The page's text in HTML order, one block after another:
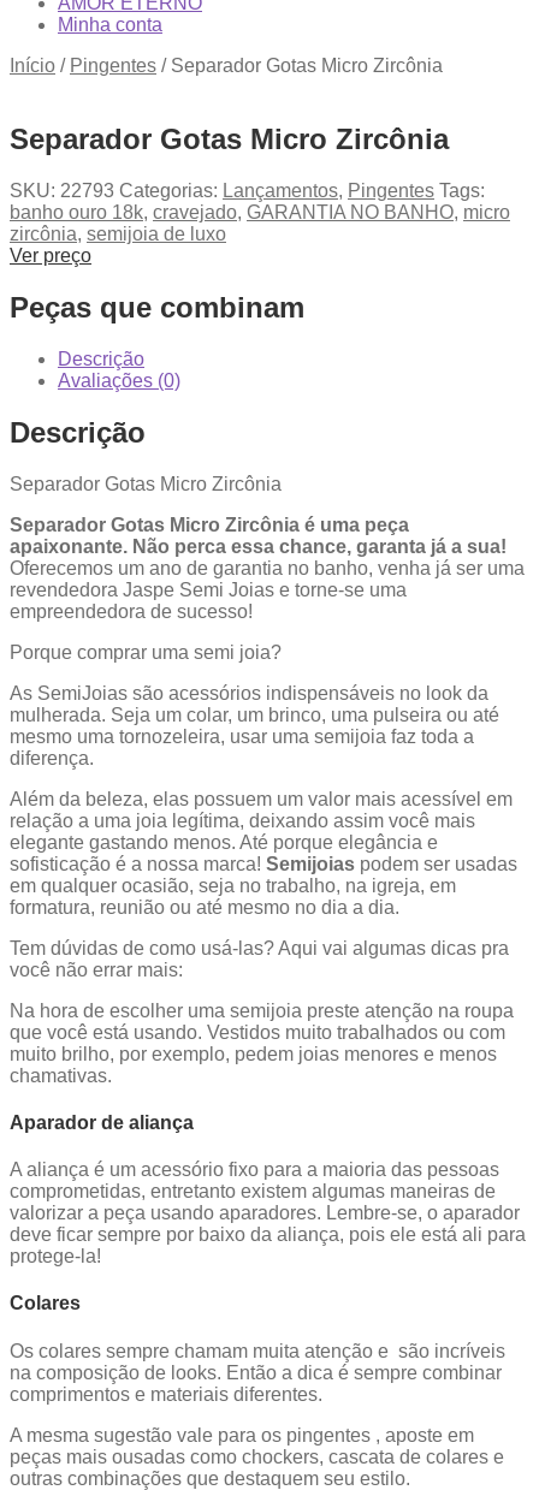
Minha conta
Início / Pingentes / Separador Gotas Micro Zircônia
Separador Gotas Micro Zircônia
SKU: 22793 Categorias: Lançamentos, Pingentes Tags:
banho ouro 18k, cravejado, GARANTIA NO BANHO, micro
zircônia, semijoia de luxo
Ver preço
Peças que combinam
Descrição
Avaliações (0)
Descrição
Separador Gotas Micro Zircônia
Separador Gotas Micro Zircônia é uma peça
apaixonante. Não perca essa chance, garanta já a sua!
Oferecemos um ano de garantia no banho, venha já ser uma
revendedora Jaspe Semi Joias e torne-se uma
empreendedora de sucesso!
Porque comprar uma semi joia?
As SemiJoias são acessórios indispensáveis no look da
mulherada. Seja um colar, um brinco, uma pulseira ou até
mesmo uma tornozeleira, usar uma semijoia faz toda a
diferença.
Além da beleza, elas possuem um valor mais acessível em
relação a uma joia legítima, deixando assim você mais
elegante gastando menos. Até porque elegância e
sofisticação é a nossa marca! Semijoias podem ser usadas
em qualquer ocasião, seja no trabalho, na igreja, em
formatura, reunião ou até mesmo no dia a dia.
Tem dúvidas de como usá-las? Aqui vai algumas dicas pra
você não errar mais:
Na hora de escolher uma semijoia preste atenção na roupa
que você está usando. Vestidos muito trabalhados ou com
muito brilho, por exemplo, pedem joias menores e menos
chamativas.
Aparador de aliança
A aliança é um acessório fixo para a maioria das pessoas
comprometidas, entretanto existem algumas maneiras de
valorizar a peça usando aparadores. Lembre-se, o aparador
deve ficar sempre por baixo da aliança, pois ele está ali para
protege-la!
Colares
Os colares sempre chamam muita atenção e são incríveis
na composição de looks. Então a dica é sempre combinar
comprimentos e materiais diferentes.
A mesma sugestão vale para os pingentes , aposte em
peças mais ousadas como chockers, cascata de colares e
outras combinações que destaquem seu estilo.